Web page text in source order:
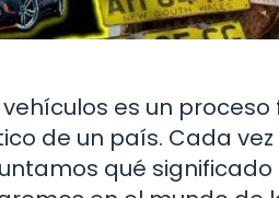
es un
de un país. Cada
qué